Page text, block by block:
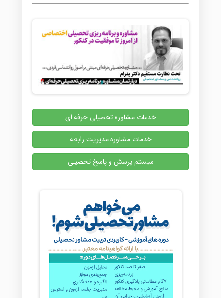
خدمات مشاوره تحصیلی حرفه ای
خدمات مشاوره مدیریت رابطه
سیستم پرسش و پاسخ تحصیلی